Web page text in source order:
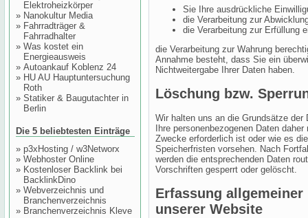
Elektroheizkörper
» Nanokultur Media
» Fahrradträger &
Fahrradhalter
» Was kostet ein
Energieausweis
» Autoankauf Koblenz 24
» HU AU Hauptuntersuchung
Roth
» Statiker & Baugutachter in
Berlin
Die 5 beliebtesten Einträge
» p3xHosting / w3Networx
» Webhoster Online
» Kostenloser Backlink bei
BacklinkDino
» Webverzeichnis und
Branchenverzeichnis
» Branchenverzeichnis Kleve
Sie Ihre ausdrückliche
die Verarbeitung zur
die Verarbeitung zur Erfüllung
die Verarbeitung zur Wahrung
Annahme besteht, dass Sie ein
Nichtweitergabe Ihrer Daten haben.
Löschung bzw.
Wir halten uns an die Grundsätze
Ihre personenbezogenen Daten
Zwecke erforderlich ist oder wie es
Speicherfristen vorsehen. Nach
werden die entsprechenden Daten
Vorschriften gesperrt oder gelöscht.
Erfassung
unserer Website